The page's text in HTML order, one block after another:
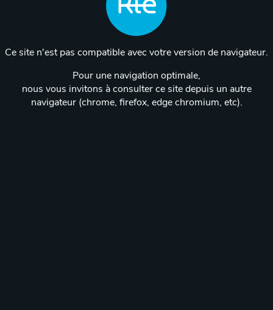
Ce site n'est pas compatible avec votre version de navigateur.
Pour une navigation optimale,
nous vous invitons à consulter ce site depuis un autre
navigateur (chrome, firefox, edge chromium, etc).